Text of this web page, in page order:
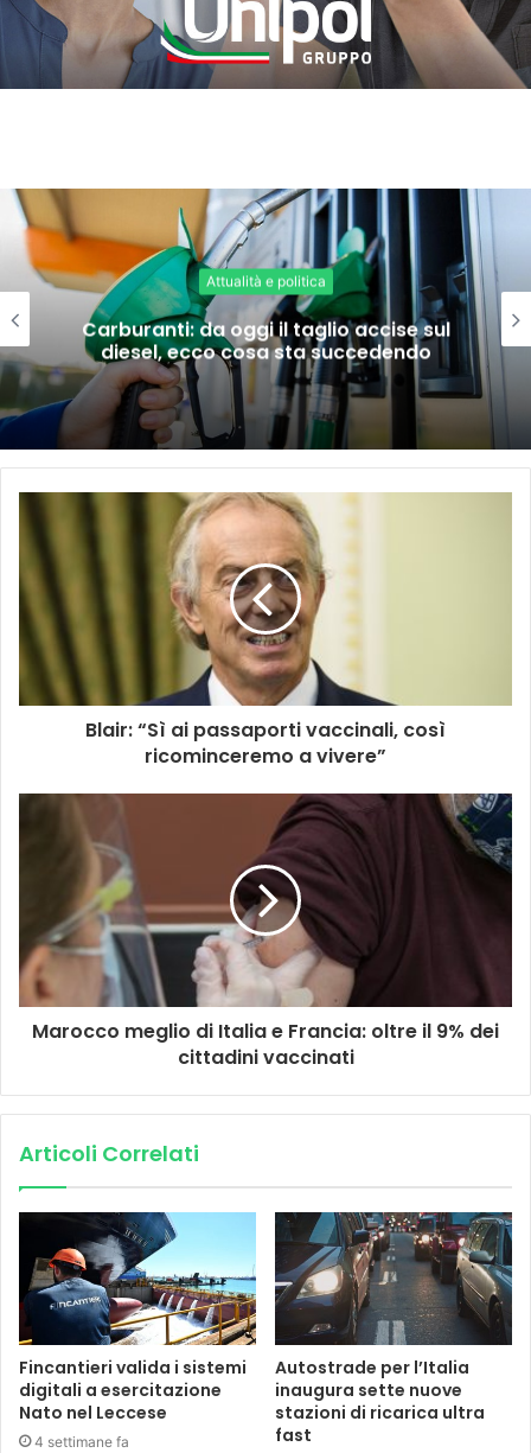
Attualità e politica
Carburanti: da oggi il taglio accise sul
diesel, ecco cosa sta succedendo
Blair: “Sì ai passaporti vaccinali, così
ricominceremo a vivere”
Marocco meglio di Italia e Francia: oltre il 9% dei
cittadini vaccinati
Articoli Correlati
Fincantieri valida i sistemi
digitali a esercitazione
Nato nel Leccese
4 settimane fa
Autostrade per l’Italia
inaugura sette nuove
stazioni di ricarica ultra
fast